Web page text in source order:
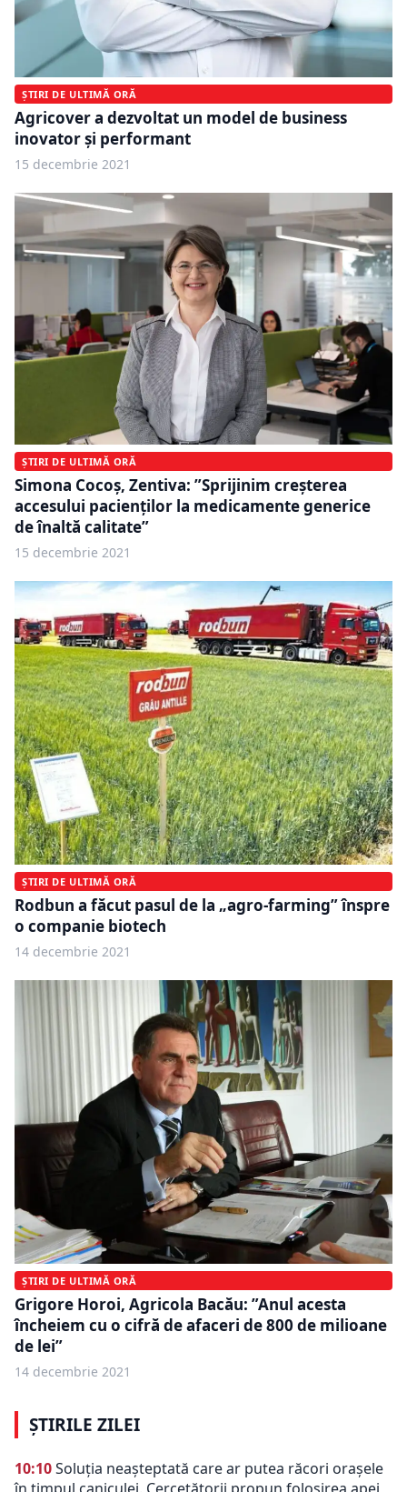
ȘTIRI DE ULTIMĂ ORĂ
Agricover a dezvoltat un model de business
inovator și performant
15 decembrie 2021
ȘTIRI DE ULTIMĂ ORĂ
Simona Cocoș, Zentiva: ”Sprijinim creșterea
accesului pacienților la medicamente generice
de înaltă calitate”
15 decembrie 2021
ȘTIRI DE ULTIMĂ ORĂ
Rodbun a făcut pasul de la „agro-farming” înspre
o companie biotech
14 decembrie 2021
ȘTIRI DE ULTIMĂ ORĂ
Grigore Horoi, Agricola Bacău: ”Anul acesta
încheiem cu o cifră de afaceri de 800 de milioane
de lei”
14 decembrie 2021
ȘTIRILE ZILEI
10:10Soluția neașteptată care ar putea răcori orașele